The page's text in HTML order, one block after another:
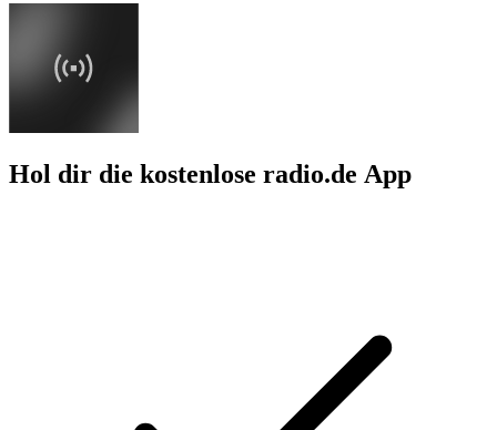
Hol dir die kostenlose radio.de App